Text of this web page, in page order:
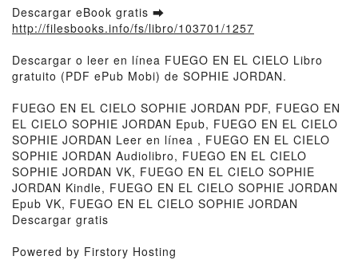
Descargar eBook gratis ➡
http://filesbooks.info/fs/libro/103701/1257
Descargar o leer en línea FUEGO EN EL CIELO Libro
gratuito (PDF ePub Mobi) de SOPHIE JORDAN.
FUEGO EN EL CIELO SOPHIE JORDAN PDF, FUEGO EN
EL CIELO SOPHIE JORDAN Epub, FUEGO EN EL CIELO
SOPHIE JORDAN Leer en línea , FUEGO EN EL CIELO
SOPHIE JORDAN Audiolibro, FUEGO EN EL CIELO
SOPHIE JORDAN VK, FUEGO EN EL CIELO SOPHIE
JORDAN Kindle, FUEGO EN EL CIELO SOPHIE JORDAN
Epub VK, FUEGO EN EL CIELO SOPHIE JORDAN
Descargar gratis
Powered by Firstory Hosting